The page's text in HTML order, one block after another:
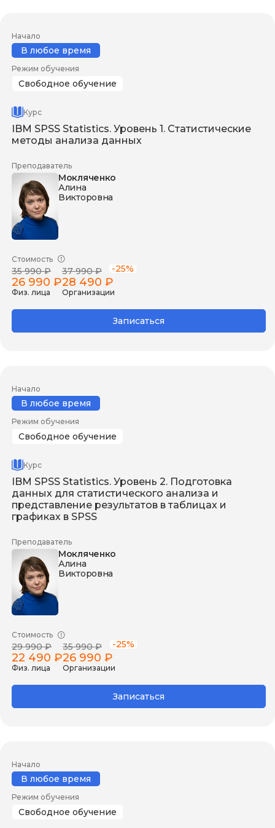
Начало
В любое время
Режим обучения
Свободное обучение
Курс
IBM SPSS Statistics. Уровень 1. Статистические
методы анализа данных
Преподаватель
Мокляченко
Алина
Викторовна
Стоимость
35 990 ₽
26 990 ₽
Физ. лица
37 990 ₽ -25%
28 490 ₽
Организации
Записаться
Начало
В любое время
Режим обучения
Свободное обучение
Курс
IBM SPSS Statistics. Уровень 2. Подготовка
данных для статистического анализа и
представление результатов в таблицах и
графиках в SPSS
Преподаватель
Мокляченко
Алина
Викторовна
Стоимость
29 990 ₽
22 490 ₽
Физ. лица
35 990 ₽ -25%
26 990 ₽
Организации
Записаться
Начало
В любое время
Режим обучения
Свободное обучение